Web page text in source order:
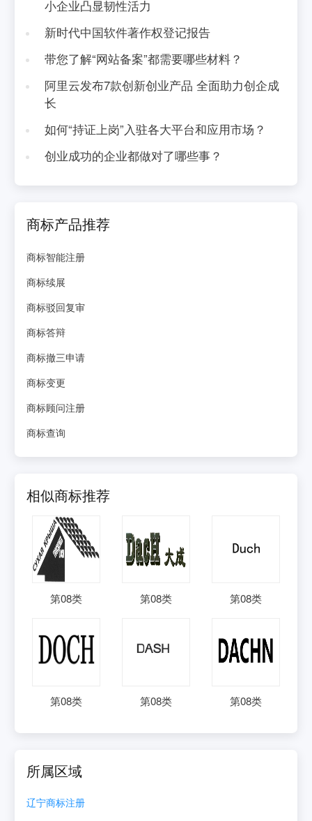
小企业凸显韧性活力
新时代中国软件著作权登记报告
带您了解“网站备案”都需要哪些材料？
阿里云发布7款创新创业产品 全面助力创企成
长
如何“持证上岗”入驻各大平台和应用市场？
创业成功的企业都做对了哪些事？
商标产品推荐
商标智能注册
商标续展
商标驳回复审
商标答辩
商标撤三申请
商标变更
商标顾问注册
商标查询
相似商标推荐
第08类 第08类 第08类
第08类 第08类 第08类
所属区域
辽宁商标注册